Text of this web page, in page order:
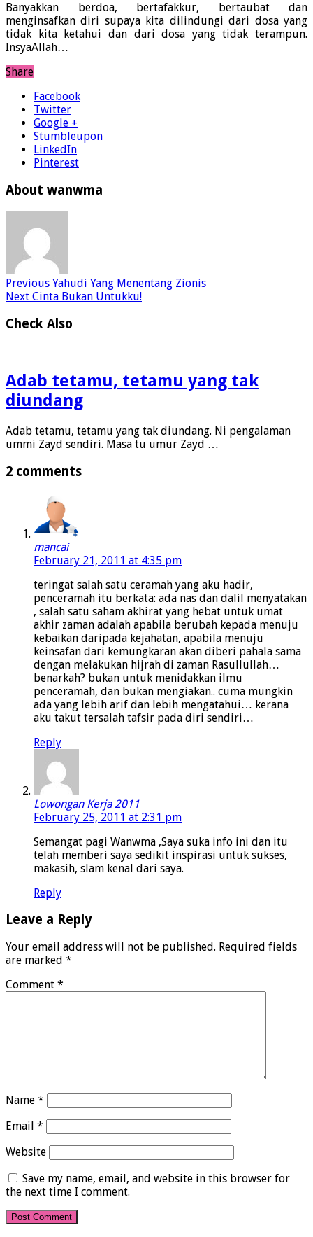
Banyakkan berdoa, bertafakkur, bertaubat dan
menginsafkan diri supaya kita dilindungi dari dosa yang
tidak kita ketahui dan dari dosa yang tidak terampun.
InsyaAllah…
Share
Facebook
Twitter
Google +
Stumbleupon
LinkedIn
Pinterest
About wanwma
Previous Yahudi Yang Menentang Zionis
Next Cinta Bukan Untukku!
Check Also
Adab tetamu, tetamu yang tak
diundang
Adab tetamu, tetamu yang tak diundang. Ni pengalaman
ummi Zayd sendiri. Masa tu umur Zayd …
2 comments
mancai
February 21, 2011 at 4:35 pm
teringat salah satu ceramah yang aku hadir,
penceramah itu berkata: ada nas dan dalil menyatakan
, salah satu saham akhirat yang hebat untuk umat
akhir zaman adalah apabila berubah kepada menuju
kebaikan daripada kejahatan, apabila menuju
keinsafan dari kemungkaran akan diberi pahala sama
dengan melakukan hijrah di zaman Rasullullah…
benarkah? bukan untuk menidakkan ilmu
penceramah, dan bukan mengiakan.. cuma mungkin
ada yang lebih arif dan lebih mengatahui… kerana
aku takut tersalah tafsir pada diri sendiri…
Reply
Lowongan Kerja 2011
February 25, 2011 at 2:31 pm
Semangat pagi Wanwma ,Saya suka info ini dan itu
telah memberi saya sedikit inspirasi untuk sukses,
makasih, slam kenal dari saya.
Reply
Leave a Reply
Your email address will not be published. Required fields
are marked *
Comment *
Name *
Email *
Website
Save my name, email, and website in this browser for
the next time I comment.